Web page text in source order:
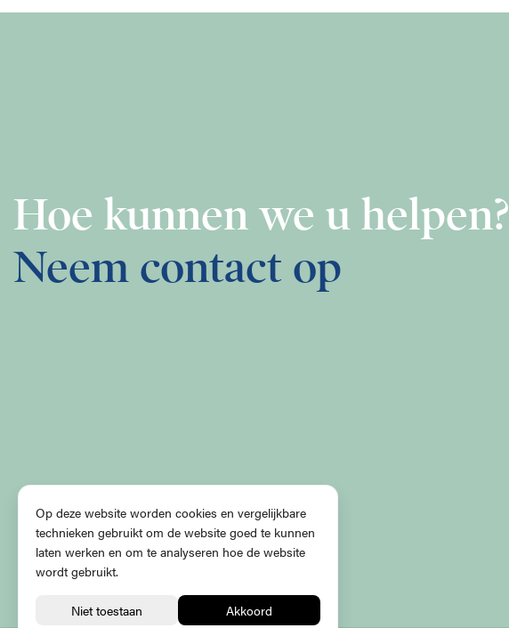
Hoe kunnen we u helpen?
Neem contact op
Op deze website worden cookies en vergelijkbare
technieken gebruikt om de website goed te kunnen
laten werken en om te analyseren hoe de website
wordt gebruikt.